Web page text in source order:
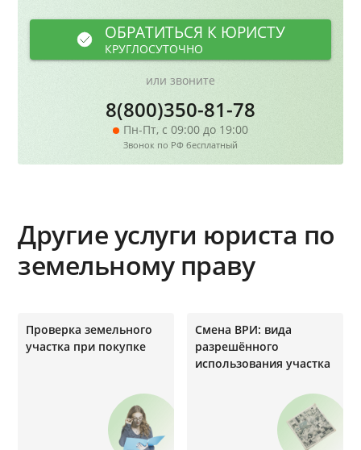
ОБРАТИТЬСЯ К ЮРИСТУ
КРУГЛОСУТОЧНО
или звоните
8(800)350-81-78
Пн-Пт, с 09:00 до 19:00
Звонок по РФ бесплатный
Другие услуги юриста по
земельному праву
Проверка земельного
участка при покупке
Смена ВРИ: вида
разрешённого
использования участка